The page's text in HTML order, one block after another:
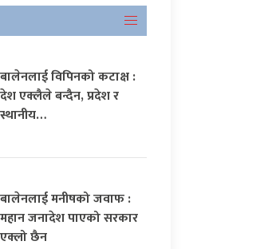
बालेनलाई विपिनको कटाक्ष :
देश एक्लैले बन्दैन, प्रदेश र
स्थानीय…
बालेनलाई मनीषको जवाफ :
महान जनादेश पाएको सरकार
एक्लो छैन